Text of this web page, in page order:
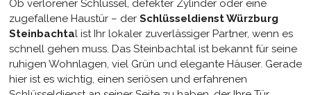
Ob verlorener Schlüssel, defekter Zylinder oder eine
zugefallene Haustür – der Schlüsseldienst Würzburg
Steinbachtal ist Ihr lokaler zuverlässiger Partner, wenn es
schnell gehen muss. Das Steinbachtal ist bekannt für seine
ruhigen Wohnlagen, viel Grün und elegante Häuser. Gerade
hier ist es wichtig, einen seriösen und erfahrenen